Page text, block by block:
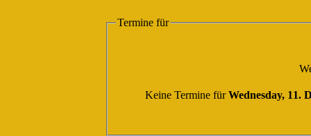
Termine für
Keine Termine fürWednesday, 11.